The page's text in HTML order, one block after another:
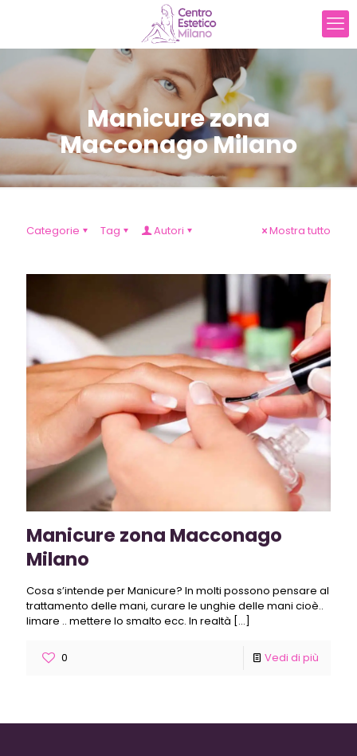
Manicure zona
Macconago Milano
Categorie Tag Autori Mostra tutto
Manicure zona Macconago
Milano
Cosa s’intende per Manicure? In molti possono pensare al
trattamento delle mani, curare le unghie delle mani cioè..
limare .. mettere lo smalto ecc. In realtà […]
0 Vedi di più